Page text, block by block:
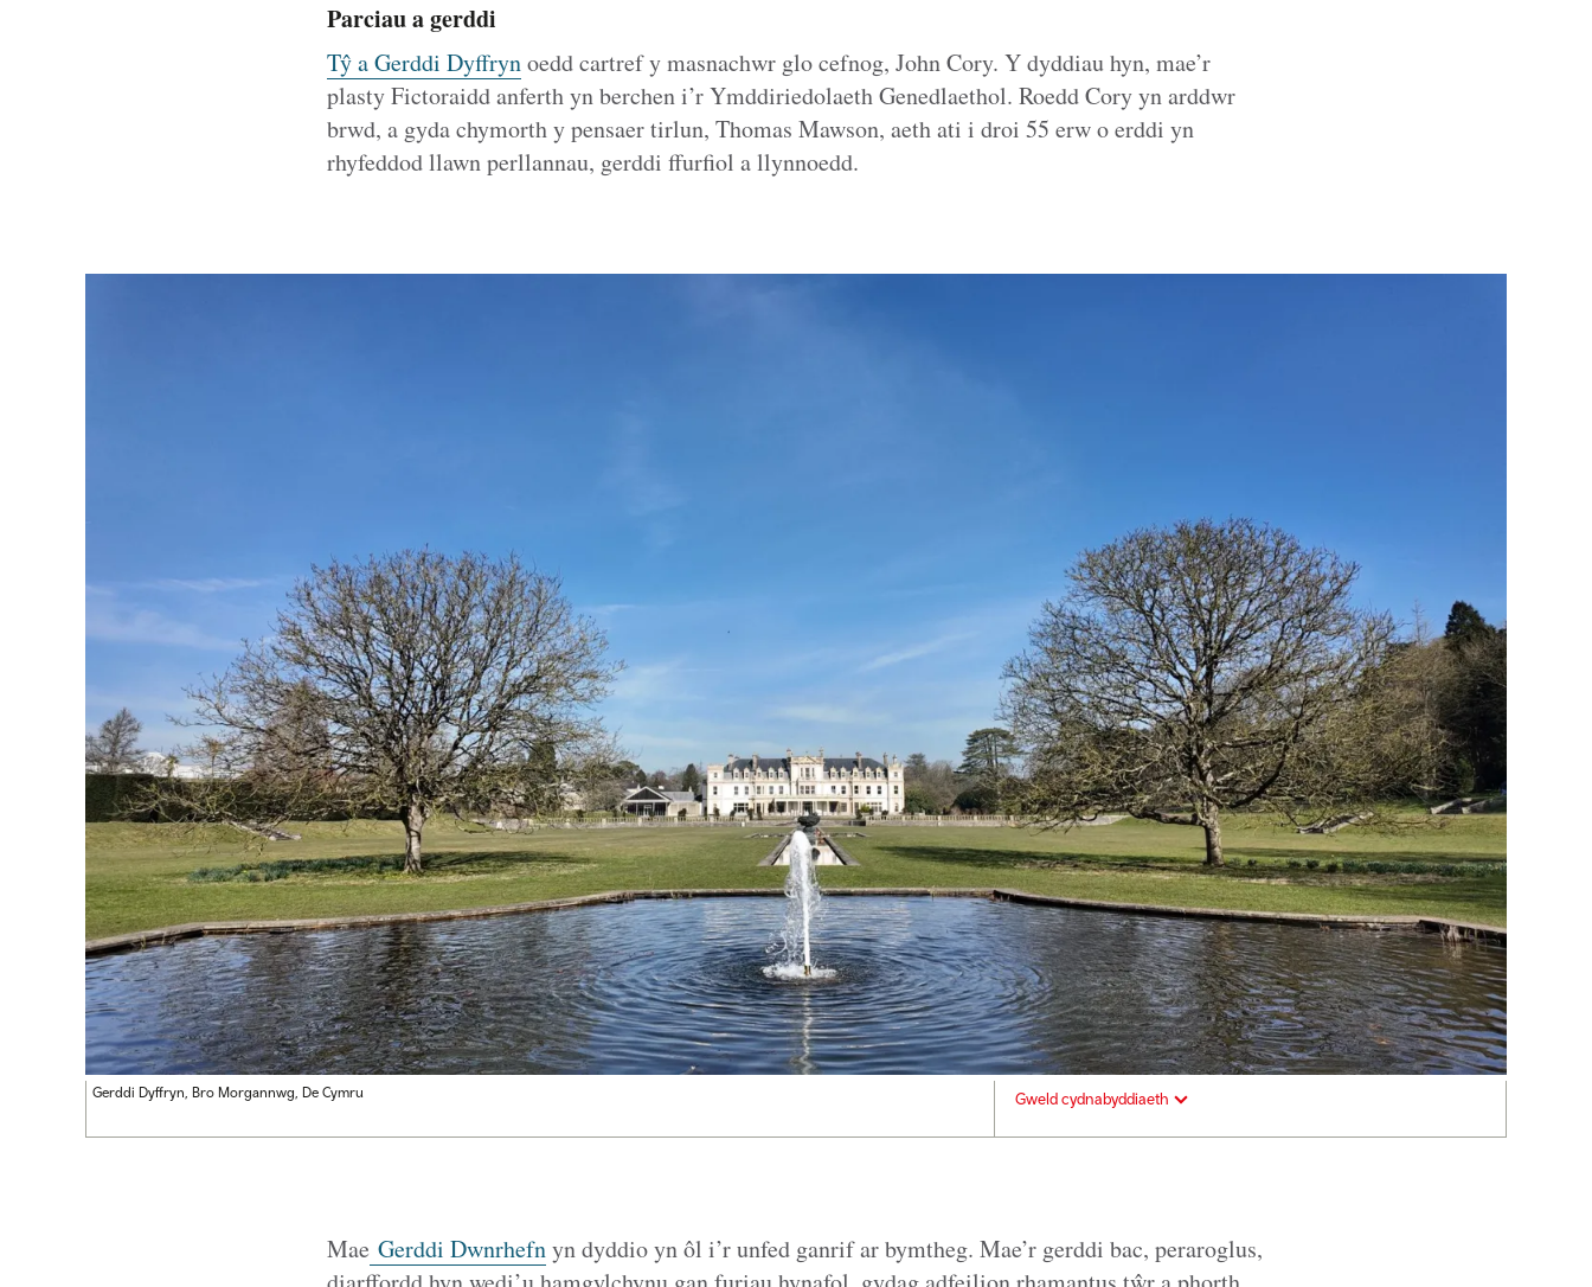
Parciau a gerddi
Tŷ a Gerddi Dyffrynoedd cartref y masnachwr glo cefnog, John Cory. Y dyddiau hyn, mae’r
plasty Fictoraidd anferth yn berchen i’r Ymddiriedolaeth Genedlaethol. Roedd Cory yn arddwr
brwd, a gyda chymorth y pensaer tirlun, Thomas Mawson, aeth ati i droi 55 erw o erddi yn
rhyfeddod llawn perllannau, gerddi ffurfiol a llynnoedd.
Gerddi Dyffryn, Bro Morgannwg, De Cymru Gweld cydnabyddiaeth
Mae Gerddi Dwnrhefnyn dyddio yn ôl i’r unfed ganrif ar bymtheg. Mae’r gerddi bac, peraroglus,